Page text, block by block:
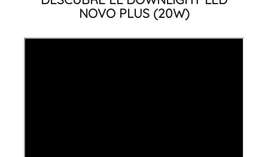
NOVO PLUS (20W)